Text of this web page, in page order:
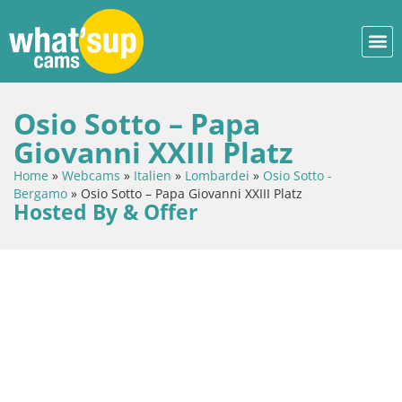
Osio Sotto – Papa
Giovanni XXIII Platz
Home » Webcams » Italien » Lombardei » Osio Sotto -
Bergamo » Osio Sotto – Papa Giovanni XXIII Platz
Hosted By & Offer